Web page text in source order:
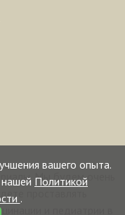
вашего опыта.
Политикой
.
Мы будем очень
проставлять
и педиатрии в